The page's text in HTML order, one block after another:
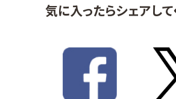
気に入ったらシェアして